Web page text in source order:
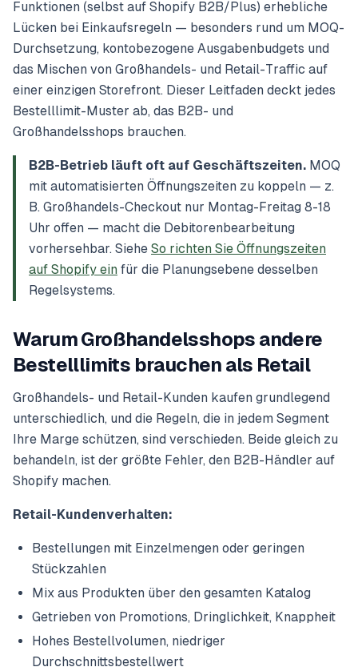
Funktionen (selbst auf Shopify B2B/Plus) erhebliche
Lücken bei Einkaufsregeln — besonders rund um MOQ-
Durchsetzung, kontobezogene Ausgabenbudgets und
das Mischen von Großhandels- und Retail-Traffic auf
einer einzigen Storefront. Dieser Leitfaden deckt jedes
Bestelllimit-Muster ab, das B2B- und
Großhandelsshops brauchen.
B2B-Betrieb läuft oft auf Geschäftszeiten. MOQ
mit automatisierten Öffnungszeiten zu koppeln — z.
B. Großhandels-Checkout nur Montag-Freitag 8-18
Uhr offen — macht die Debitorenbearbeitung
vorhersehbar. Siehe So richten Sie Öffnungszeiten
auf Shopify ein für die Planungsebene desselben
Regelsystems.
Warum Großhandelsshops andere
Bestelllimits brauchen als Retail
Großhandels- und Retail-Kunden kaufen grundlegend
unterschiedlich, und die Regeln, die in jedem Segment
Ihre Marge schützen, sind verschieden. Beide gleich zu
behandeln, ist der größte Fehler, den B2B-Händler auf
Shopify machen.
Retail-Kundenverhalten:
Bestellungen mit Einzelmengen oder geringen
Stückzahlen
Mix aus Produkten über den gesamten Katalog
Getrieben von Promotions, Dringlichkeit, Knappheit
Hohes Bestellvolumen, niedriger
Durchschnittsbestellwert